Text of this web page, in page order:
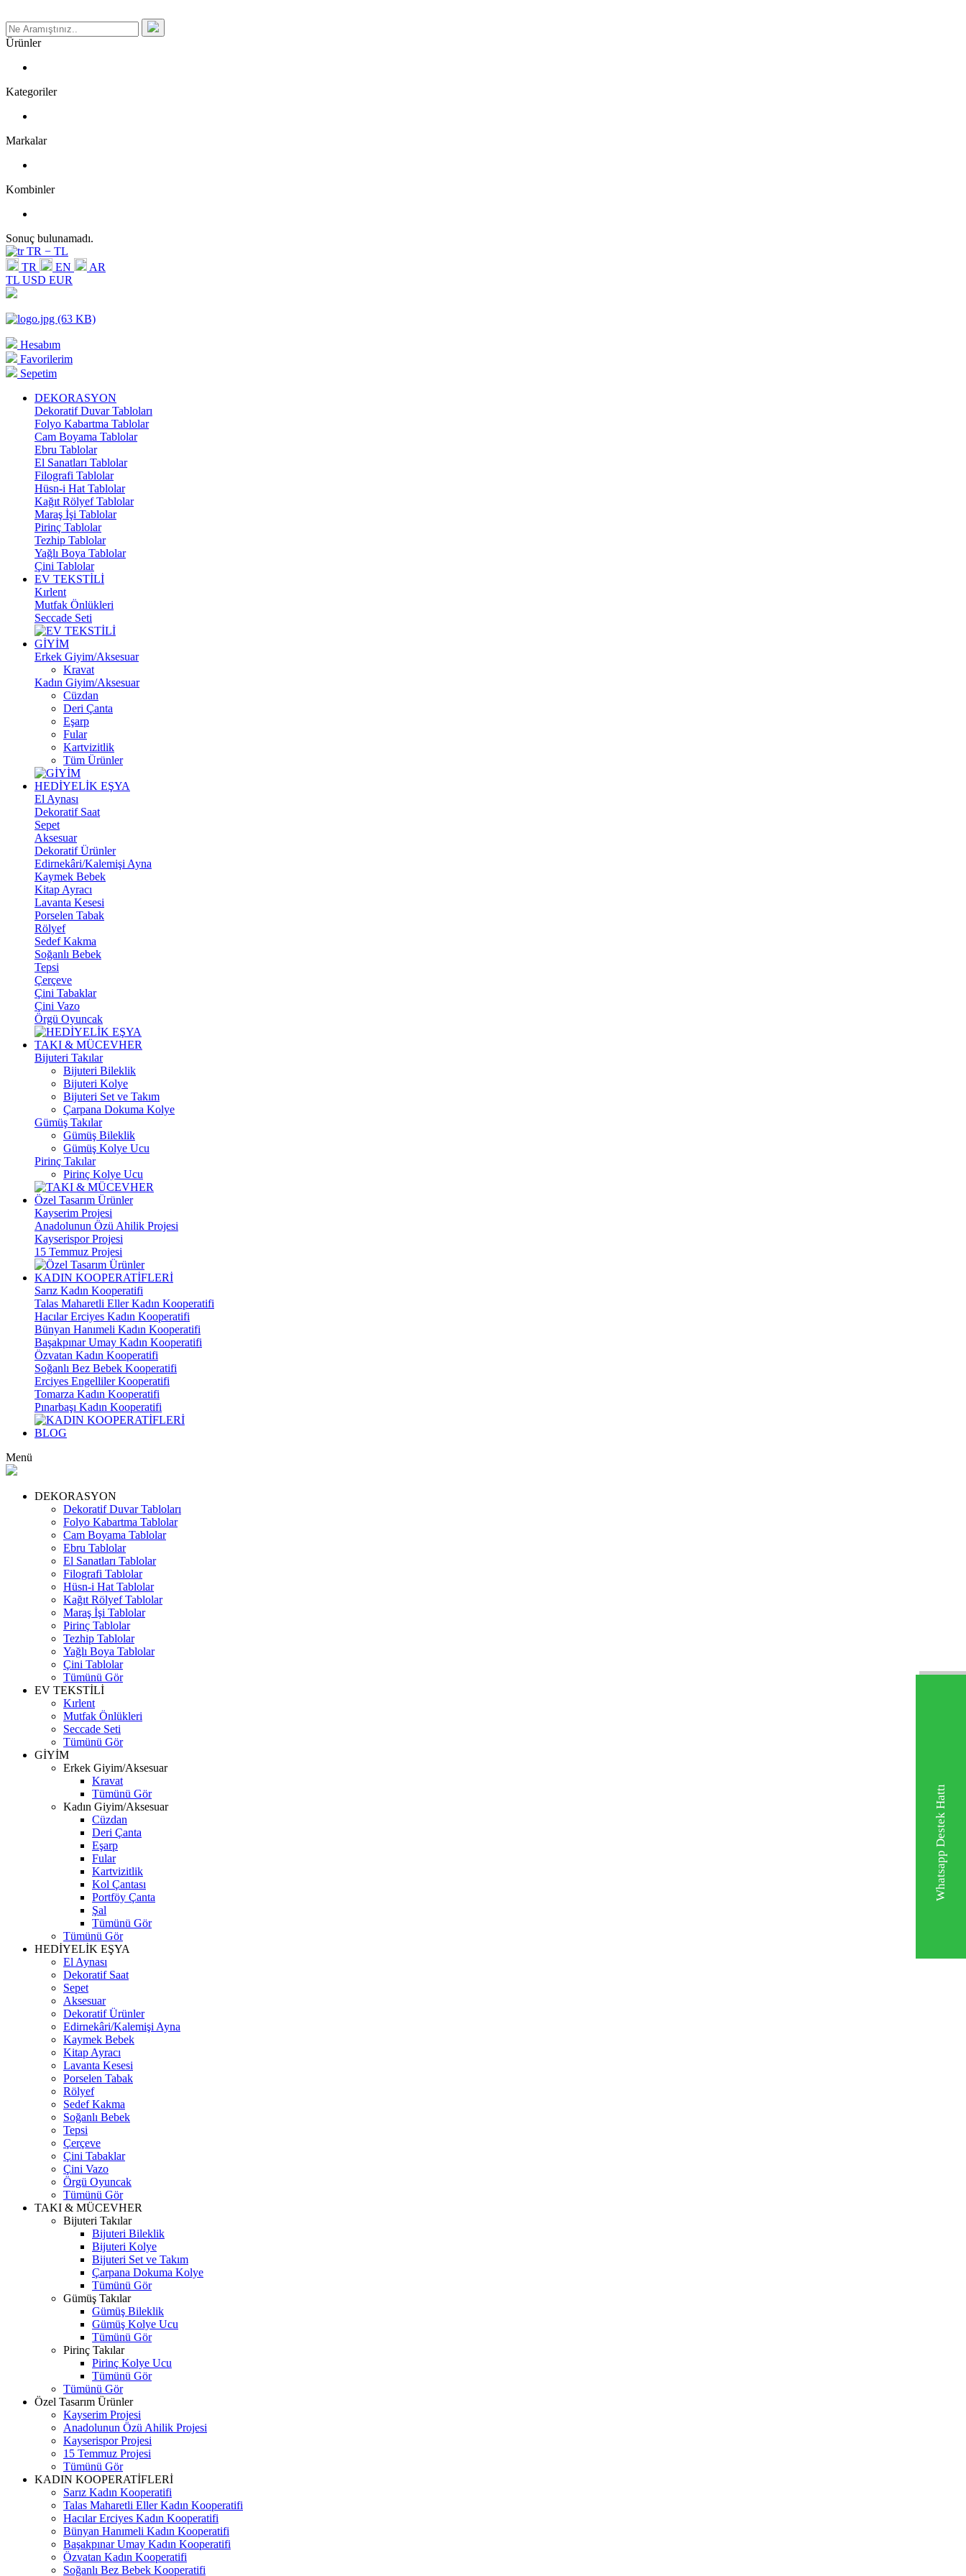
Whatsapp Destek Hattı
Ürünler
Kategoriler
Markalar
Kombinler
Sonuç bulunamadı.
TR − TL
TR
EN
AR
TL USD EUR
Hesabım
Favorilerim
Sepetim
DEKORASYON
Dekoratif Duvar Tabloları
Folyo Kabartma Tablolar
Cam Boyama Tablolar
Ebru Tablolar
El Sanatları Tablolar
Filografi Tablolar
Hüsn-i Hat Tablolar
Kağıt Rölyef Tablolar
Maraş İşi Tablolar
Pirinç Tablolar
Tezhip Tablolar
Yağlı Boya Tablolar
Çini Tablolar
EV TEKSTİLİ
Kırlent
Mutfak Önlükleri
Seccade Seti
GİYİM
Erkek Giyim/Aksesuar
Kravat
Kadın Giyim/Aksesuar
Cüzdan
Deri Çanta
Eşarp
Fular
Kartvizitlik
Tüm Ürünler
HEDİYELİK EŞYA
El Aynası
Dekoratif Saat
Sepet
Aksesuar
Dekoratif Ürünler
Edirnekâri/Kalemişi Ayna
Kaymek Bebek
Kitap Ayracı
Lavanta Kesesi
Porselen Tabak
Rölyef
Sedef Kakma
Soğanlı Bebek
Tepsi
Çerçeve
Çini Tabaklar
Çini Vazo
Örgü Oyuncak
TAKI & MÜCEVHER
Bijuteri Takılar
Bijuteri Bileklik
Bijuteri Kolye
Bijuteri Set ve Takım
Çarpana Dokuma Kolye
Gümüş Takılar
Gümüş Bileklik
Gümüş Kolye Ucu
Pirinç Takılar
Pirinç Kolye Ucu
Özel Tasarım Ürünler
Kayserim Projesi
Anadolunun Özü Ahilik Projesi
Kayserispor Projesi
15 Temmuz Projesi
KADIN KOOPERATİFLERİ
Sarız Kadın Kooperatifi
Talas Maharetli Eller Kadın Kooperatifi
Hacılar Erciyes Kadın Kooperatifi
Bünyan Hanımeli Kadın Kooperatifi
Başakpınar Umay Kadın Kooperatifi
Özvatan Kadın Kooperatifi
Soğanlı Bez Bebek Kooperatifi
Erciyes Engelliler Kooperatifi
Tomarza Kadın Kooperatifi
Pınarbaşı Kadın Kooperatifi
BLOG
Menü
DEKORASYON
Dekoratif Duvar Tabloları
Folyo Kabartma Tablolar
Cam Boyama Tablolar
Ebru Tablolar
El Sanatları Tablolar
Filografi Tablolar
Hüsn-i Hat Tablolar
Kağıt Rölyef Tablolar
Maraş İşi Tablolar
Pirinç Tablolar
Tezhip Tablolar
Yağlı Boya Tablolar
Çini Tablolar
Tümünü Gör
EV TEKSTİLİ
Kırlent
Mutfak Önlükleri
Seccade Seti
Tümünü Gör
GİYİM
Erkek Giyim/Aksesuar
Kravat
Tümünü Gör
Kadın Giyim/Aksesuar
Cüzdan
Deri Çanta
Eşarp
Fular
Kartvizitlik
Kol Çantası
Portföy Çanta
Şal
Tümünü Gör
Tümünü Gör
HEDİYELİK EŞYA
El Aynası
Dekoratif Saat
Sepet
Aksesuar
Dekoratif Ürünler
Edirnekâri/Kalemişi Ayna
Kaymek Bebek
Kitap Ayracı
Lavanta Kesesi
Porselen Tabak
Rölyef
Sedef Kakma
Soğanlı Bebek
Tepsi
Çerçeve
Çini Tabaklar
Çini Vazo
Örgü Oyuncak
Tümünü Gör
TAKI & MÜCEVHER
Bijuteri Takılar
Bijuteri Bileklik
Bijuteri Kolye
Bijuteri Set ve Takım
Çarpana Dokuma Kolye
Tümünü Gör
Gümüş Takılar
Gümüş Bileklik
Gümüş Kolye Ucu
Tümünü Gör
Pirinç Takılar
Pirinç Kolye Ucu
Tümünü Gör
Tümünü Gör
Özel Tasarım Ürünler
Kayserim Projesi
Anadolunun Özü Ahilik Projesi
Kayserispor Projesi
15 Temmuz Projesi
Tümünü Gör
KADIN KOOPERATİFLERİ
Sarız Kadın Kooperatifi
Talas Maharetli Eller Kadın Kooperatifi
Hacılar Erciyes Kadın Kooperatifi
Bünyan Hanımeli Kadın Kooperatifi
Başakpınar Umay Kadın Kooperatifi
Özvatan Kadın Kooperatifi
Soğanlı Bez Bebek Kooperatifi